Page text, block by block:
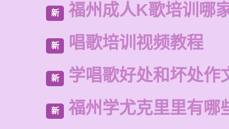
新 福州成人K歌培训哪
新 唱歌培训视频教程
新 学唱歌好处和坏处作
新 福州学尤克里里有哪